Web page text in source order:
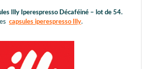
Illy Iperespresso Décaféiné – lot de 54.
capsules iperespresso Illy.